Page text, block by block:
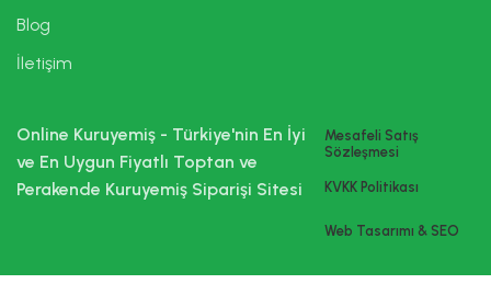
Blog
İletişim
Online Kuruyemiş - Türkiye'nin En İyi
ve En Uygun Fiyatlı Toptan ve
Perakende Kuruyemiş Siparişi Sitesi
Mesafeli Satış
Sözleşmesi
KVKK Politikası
Web Tasarımı & SEO